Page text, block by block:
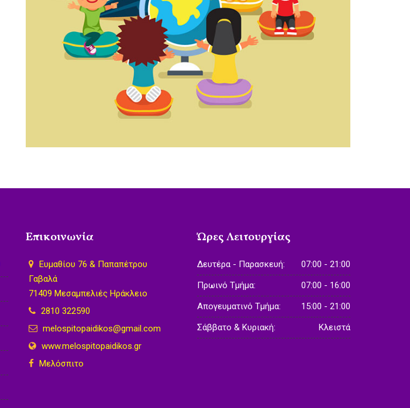
Επικοινωνία
Ευμαθίου 76 & Παπαπέτρου
Γαβαλά
71409 Μεσαμπελιές Ηράκλειο
2810 322590
melospitopaidikos@gmail.com
www.melospitopaidikos.gr
Μελόσπιτο
Ώρες Λειτουργίας
Δευτέρα - Παρασκευή:
07:00 - 21:00
Πρωινό Τμήμα:
07:00 - 16:00
Απογευματινό Τμήμα:
15:00 - 21:00
Σάββατο & Κυριακή:
Κλειστά